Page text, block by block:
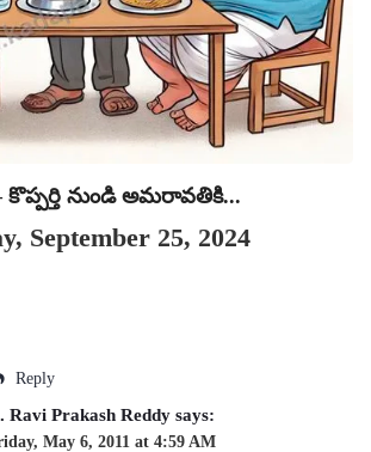
కొప్పర్తి నుండి అమరావతికి...
September 25, 2024
Reply
Ravi Prakash Reddy says:
May 6, 2011 at 4:59 AM